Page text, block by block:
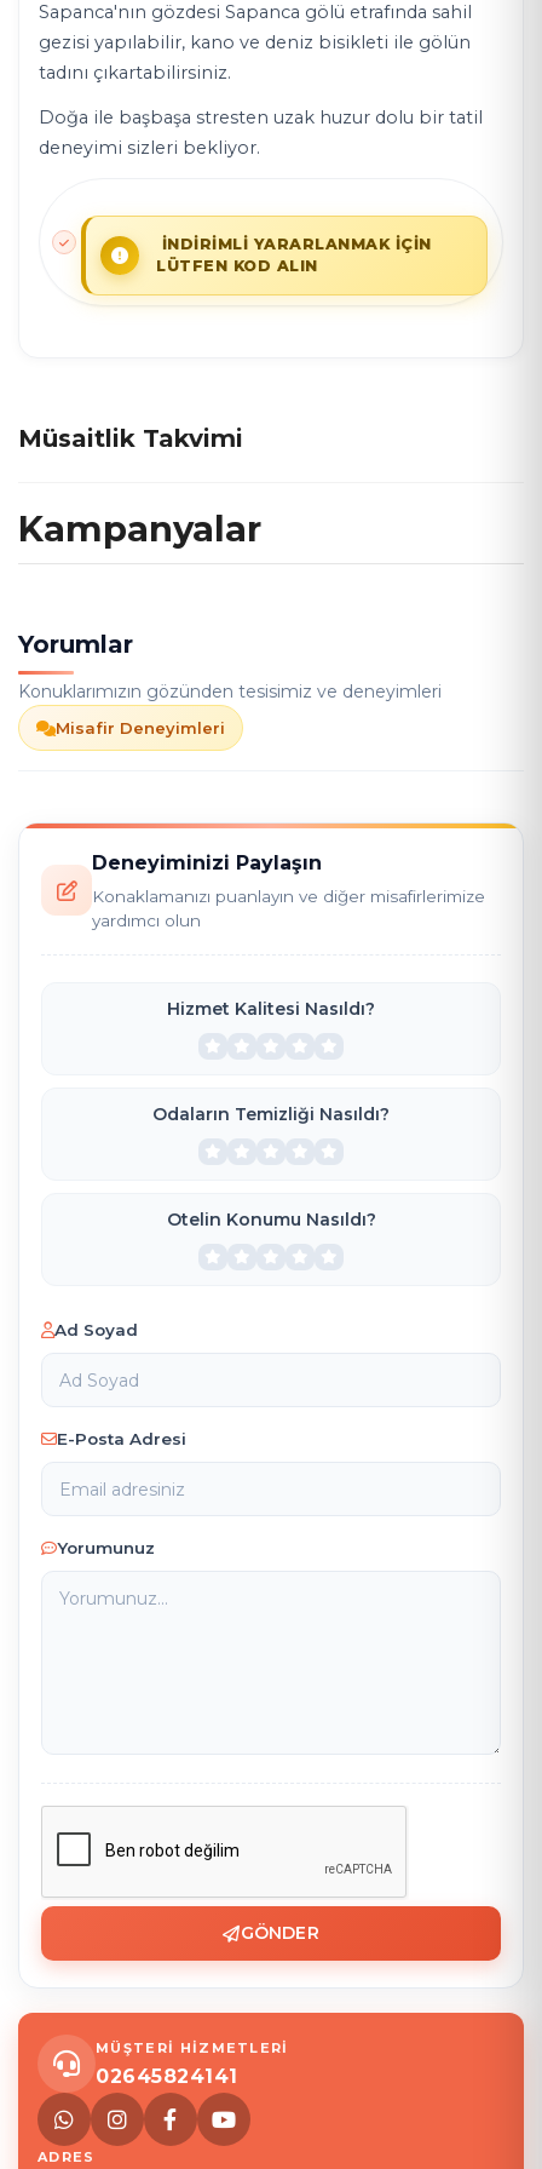
Sapanca'nın gözdesi Sapanca gölü etrafında sahil
gezisi yapılabilir, kano ve deniz bisikleti ile gölün
tadını çıkartabilirsiniz.
Doğa ile başbaşa stresten uzak huzur dolu bir tatil
deneyimi sizleri bekliyor.
İNDİRİMLİ YARARLANMAK İÇİN
LÜTFEN KOD ALIN
Müsaitlik Takvimi
Kampanyalar
Yorumlar
Konuklarımızın gözünden tesisimiz ve deneyimleri
Misafir Deneyimleri
Deneyiminizi Paylaşın
Konaklamanızı puanlayın ve diğer misafirlerimize
yardımcı olun
Hizmet Kalitesi Nasıldı?
Odaların Temizliği Nasıldı?
Otelin Konumu Nasıldı?
Ad Soyad
E-Posta Adresi
Yorumunuz
GÖNDER
MÜŞTERİ HİZMETLERİ
02645824141
ADRES